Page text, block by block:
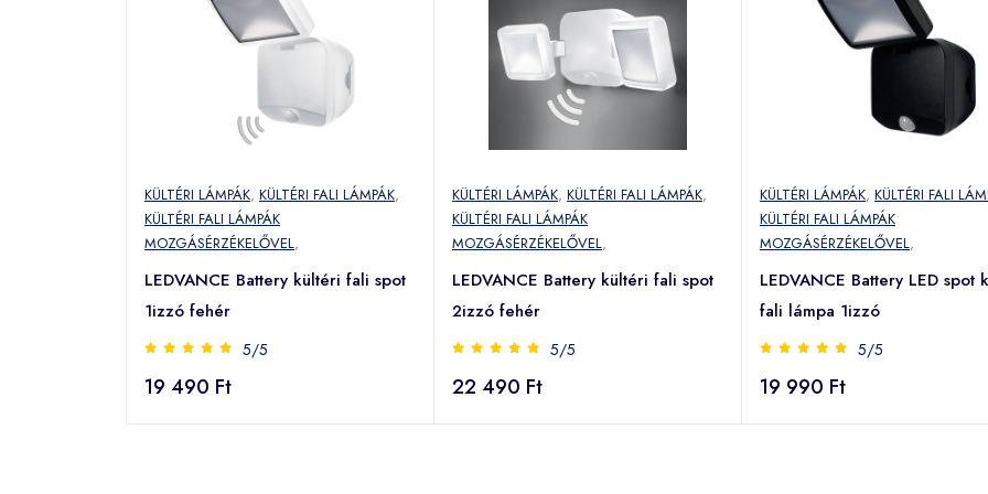
KÜLTÉRI LÁMPÁK, KÜLTÉRI FALI LÁMPÁK,
KÜLTÉRI FALI LÁMPÁK
MOZGÁSÉRZÉKELŐVEL,
LEDVANCE Battery kültéri fali spot
1izzó fehér
5/5
19 490 Ft
KÜLTÉRI LÁMPÁK, KÜLTÉRI FALI LÁMPÁK,
KÜLTÉRI FALI LÁMPÁK
MOZGÁSÉRZÉKELŐVEL,
LEDVANCE Battery kültéri fali spot
2izzó fehér
5/5
22 490 Ft
KÜLTÉRI LÁMPÁK, KÜLTÉRI FALI
KÜLTÉRI FALI LÁMPÁK
MOZGÁSÉRZÉKELŐVEL,
LEDVANCE Battery LED spot
fali lámpa 1izzó
5/5
19 990 Ft